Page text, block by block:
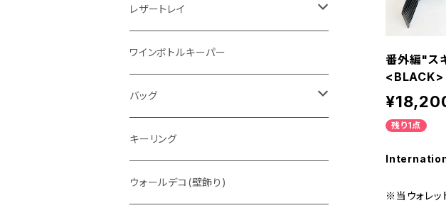
番外編"ス
<BLACK>
残り1点
※当ウォレッ
レザートレイ
番外編"Wave"
通常盤
ワインボトルキーパー
バッグ
トートバッグ
ウォレットバッグ
キーリング
ウォールデコ(壁飾り)